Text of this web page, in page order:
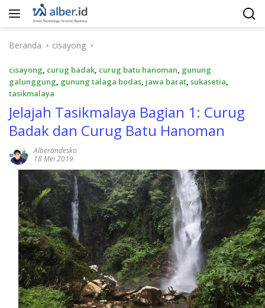
Langsung
Beranda
cisayong
cisayong, curug badak, curug batu hanoman, gunung
galunggung, gunung talaga bodas, jawa barat, sukasetia,
tasikmalaya
Jelajah Tasikmalaya Bagian 1: Curug
Badak dan Curug Batu Hanoman
Alberandesko
18 Mei 2019